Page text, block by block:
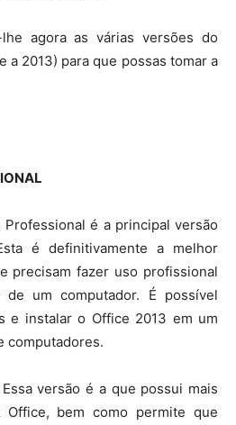
lhe agora as várias versões do
a 2013) para que possas tomar a
Professional é a principal versão
é definitivamente a melhor
precisam fazer uso profissional
um computador. É possível
e instalar o Office 2013 em um
computadores.
Essa versão é a que possui mais
bem como permite que